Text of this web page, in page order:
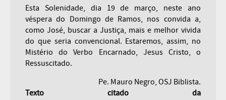
Esta Solenidade, dia 19 de março, neste ano
véspera do Domingo de Ramos, nos convida a,
como José, buscar a Justiça, mais e melhor vivida
do que seria convencional. Estaremos, assim, no
Mistério do Verbo Encarnado, Jesus Cristo, o
Ressuscitado.
Pe. Mauro Negro, OSJ Biblista.
Texto citado da